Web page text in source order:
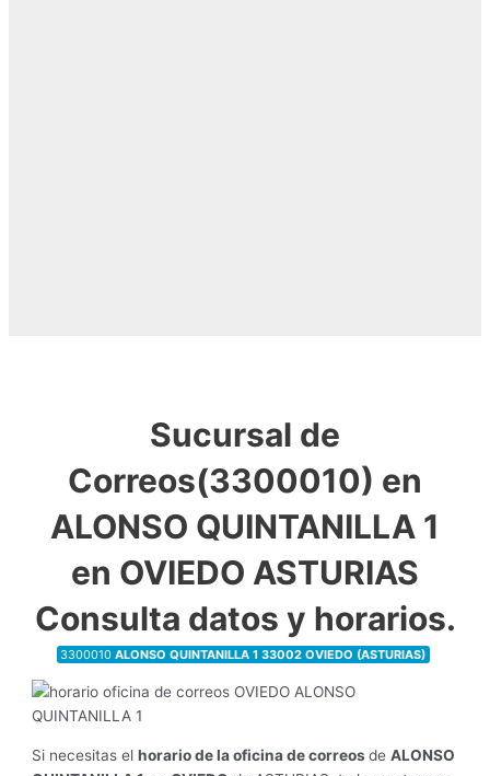
Sucursal de
Correos(3300010) en
ALONSO QUINTANILLA 1
en OVIEDO ASTURIAS
Consulta datos y horarios.
3300010ALONSO QUINTANILLA 1 33002 OVIEDO (ASTURIAS)
Si necesitas elhorario de la oficina de correosdeALONSO